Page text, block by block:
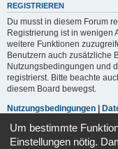
REGISTRIEREN
Du musst in diesem Forum
Registrierung ist in wenigen
weitere Funktionen
Benutzern auch zusätzliche
Nutzungsbedingungen und
registrierst. Bitte beachte
diesem Board bewegst.
Nutzungsbedingungen
Registrieren
Um bestimmte
Einstellungen nötig.